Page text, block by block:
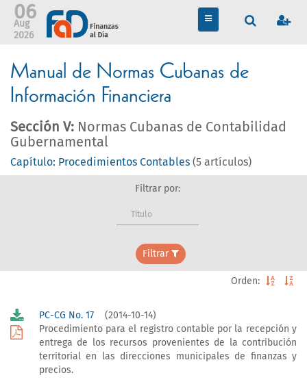
TOGGLE
NAVIGATION
06
Aug
2026
Manual de Normas Cubanas de
Información Financiera
Sección V: Normas Cubanas de Contabilidad
Gubernamental
Capítulo: Procedimientos Contables (5 artículos)
Filtrar por:
Título
Filtrar
Orden:
PC-CG No. 17(2014-10-14)
Procedimiento para el registro contable por la recepción y
entrega de los recursos provenientes de la contribución
territorial en las direcciones municipales de finanzas y
precios.